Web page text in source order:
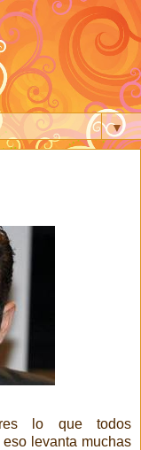
▼
lo que todos
levanta muchas